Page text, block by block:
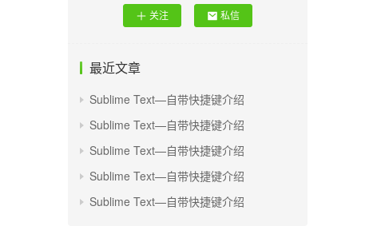
关注 私信
最近文章
Sublime Text—自带快捷键介绍
Sublime Text—自带快捷键介绍
Sublime Text—自带快捷键介绍
Sublime Text—自带快捷键介绍
Sublime Text—自带快捷键介绍